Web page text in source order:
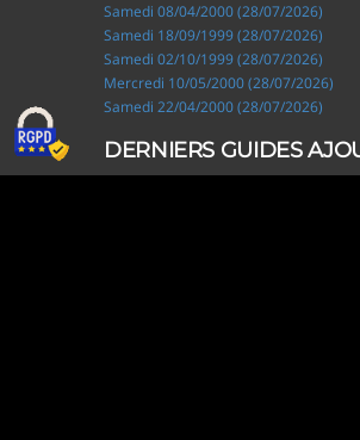
Samedi 08/04/2000 (28/07/2026)
Samedi 18/09/1999 (28/07/2026)
Samedi 02/10/1999 (28/07/2026)
Mercredi 10/05/2000 (28/07/2026)
Samedi 22/04/2000 (28/07/2026)
DERNIERS GUIDES